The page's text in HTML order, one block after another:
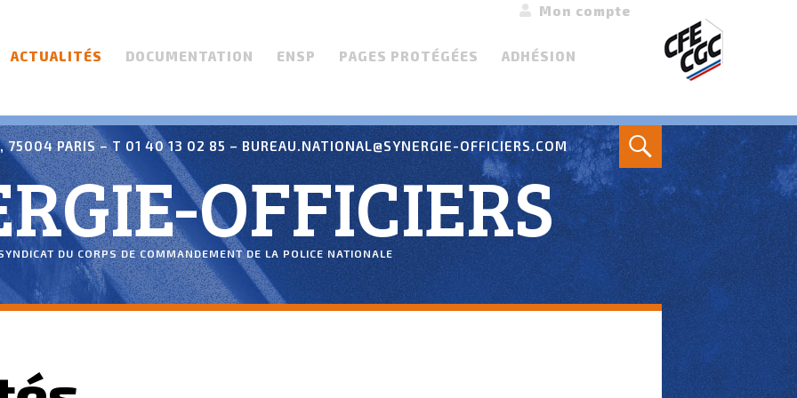
ACTUALITÉS DOCUMENTATION ENSP PAGES PROTÉGÉES ADHÉSION
Mon compte
75004 PARIS – T 01 40 13 02 85 – BUREAU.NATIONAL@SYNERGIE-OFFICIERS.COM
Search
OFFICIERS
DU CORPS DE COMMANDEMENT DE LA POLICE NATIONALE